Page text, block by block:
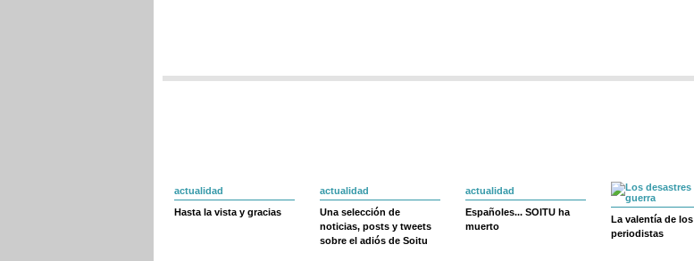
actualidad
Hasta la vista y gracias
actualidad
Una selección de
noticias, posts y tweets
sobre el adiós de Soitu
actualidad
Españoles... SOITU ha
muerto
La valentía de los
periodistas